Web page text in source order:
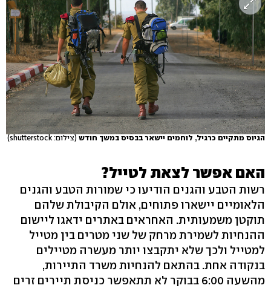
הגיוס מתקיים כרגיל, לוחמים יישאר בבסיס במשך חודש (צילום: shutterstock)
האם אפשר לצאת לטייל?
רשות הטבע והגנים הודיעו כי שמורות הטבע והגנים
הלאומיים יישארו פתוחים, אולם הקיבולת שלהם
תוקטן משמעותית. האחראים באתרים ידאגו ליישום
ההנחיות לשמירת מרחק של שני מטרים בין מטייל
למטייל ולכך שלא יתקבצו יותר מעשרה מטיילים
בנקודה אחת. בהתאם להנחיות משרד התיירות,
מהשעה 6:00 בבוקר לא תתאפשר כניסת תיירים זרים